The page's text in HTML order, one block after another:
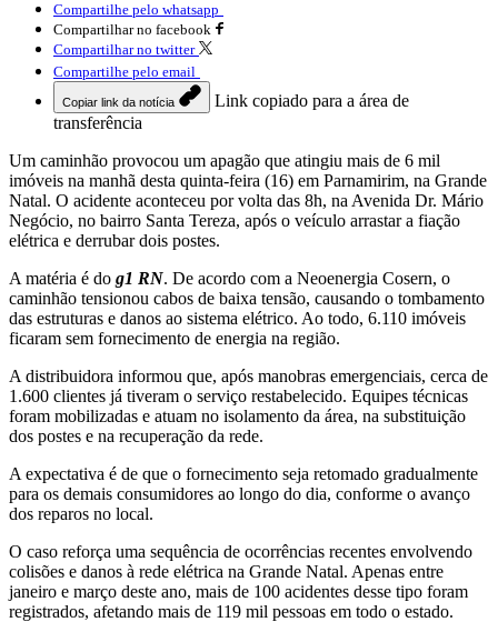
Compartilhe pelo whatsapp
Compartilhar no facebook
Compartilhar no twitter
Compartilhe pelo email
Copiar link da notícia
Link copiado para a área de
transferência
Um caminhão provocou um apagão que atingiu mais de 6 mil
imóveis na manhã desta quinta-feira (16) em Parnamirim, na Grande
Natal. O acidente aconteceu por volta das 8h, na Avenida Dr. Mário
Negócio, no bairro Santa Tereza, após o veículo arrastar a fiação
elétrica e derrubar dois postes.
A matéria é do g1 RN. De acordo com a Neoenergia Cosern, o
caminhão tensionou cabos de baixa tensão, causando o tombamento
das estruturas e danos ao sistema elétrico. Ao todo, 6.110 imóveis
ficaram sem fornecimento de energia na região.
A distribuidora informou que, após manobras emergenciais, cerca de
1.600 clientes já tiveram o serviço restabelecido. Equipes técnicas
foram mobilizadas e atuam no isolamento da área, na substituição
dos postes e na recuperação da rede.
A expectativa é de que o fornecimento seja retomado gradualmente
para os demais consumidores ao longo do dia, conforme o avanço
dos reparos no local.
O caso reforça uma sequência de ocorrências recentes envolvendo
colisões e danos à rede elétrica na Grande Natal. Apenas entre
janeiro e março deste ano, mais de 100 acidentes desse tipo foram
registrados, afetando mais de 119 mil pessoas em todo o estado.